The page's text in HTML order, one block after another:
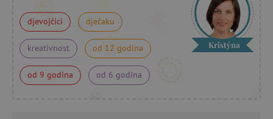
djevojčici dječaku
kreativnost od 12 godina
od 9 godina od 6 godina
Kristýna